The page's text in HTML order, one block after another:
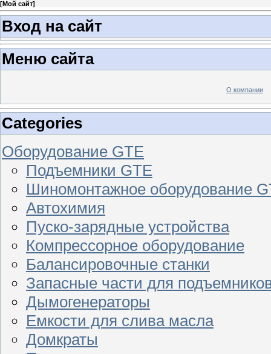
[Мой сайт]
Вход на сайт
Меню сайта
О компании
Categories
Оборудование GTE
Подъемники GTE
Шиномонтажное оборудование
Автохимия
Пуско-зарядные устройства
Компрессорное оборудование
Балансировочные станки
Запасные части для
Дымогенераторы
Емкости для слива масла
Домкраты